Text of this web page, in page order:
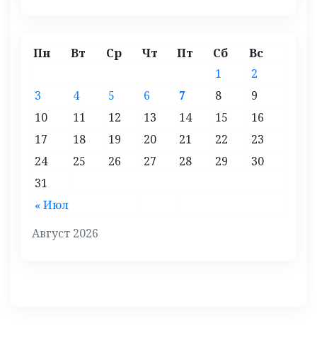
Август 2026
Пн Вт Ср Чт Пт Сб Вс
« Июл
1
2
3
4 5 6 7 8
9
10
11 12 13 14 15
16
17
18 19 20 21 22
23
24
25 26 27 28 29
30
31